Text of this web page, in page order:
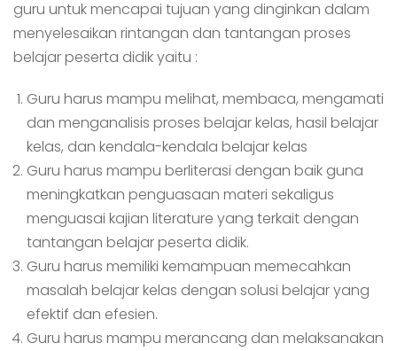
guru untuk mencapai tujuan yang dinginkan dalam
menyelesaikan rintangan dan tantangan proses
belajar peserta didik yaitu :
Guru harus mampu melihat, membaca, mengamati
dan menganalisis proses belajar kelas, hasil belajar
kelas, dan kendala-kendala belajar kelas
Guru harus mampu berliterasi dengan baik guna
meningkatkan penguasaan materi sekaligus
menguasai kajian literature yang terkait dengan
tantangan belajar peserta didik.
Guru harus memiliki kemampuan memecahkan
masalah belajar kelas dengan solusi belajar yang
efektif dan efesien.
Guru harus mampu merancang dan melaksanakan